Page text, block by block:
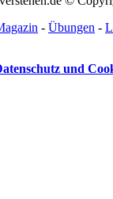
- Übungen -
und